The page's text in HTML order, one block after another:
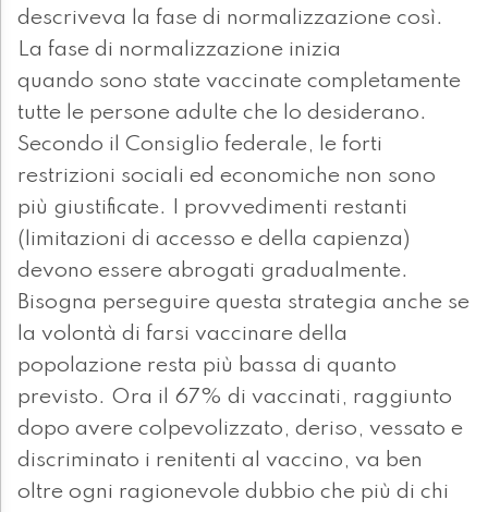
descriveva la fase di normalizzazione così.
La fase di normalizzazione inizia
quando sono state vaccinate completamente
tutte le persone adulte che lo desiderano.
Secondo il Consiglio federale, le forti
restrizioni sociali ed economiche non sono
più giustificate. I provvedimenti restanti
(limitazioni di accesso e della capienza)
devono essere abrogati gradualmente.
Bisogna perseguire questa strategia anche se
la volontà di farsi vaccinare della
popolazione resta più bassa di quanto
previsto. Ora il 67% di vaccinati, raggiunto
dopo avere colpevolizzato, deriso, vessato e
discriminato i renitenti al vaccino, va ben
oltre ogni ragionevole dubbio che più di chi